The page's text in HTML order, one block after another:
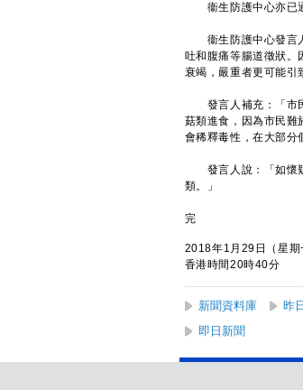
衞生防護中心亦已通
衞生防護中心發言人
吐和腹痛等腸道徵狀。
衰竭，嚴重者更可能引
發言人補充：「市民
菇類進食，因為市民難
會稀釋毒性，在大部分
發言人說：「如懷疑
類。」
完
2018年1月29日（星期
香港時間20時40分
新聞資料庫 昨
即日新聞